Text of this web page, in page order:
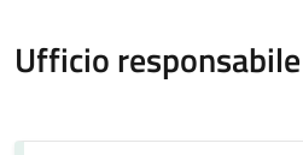
Ufficio responsabile